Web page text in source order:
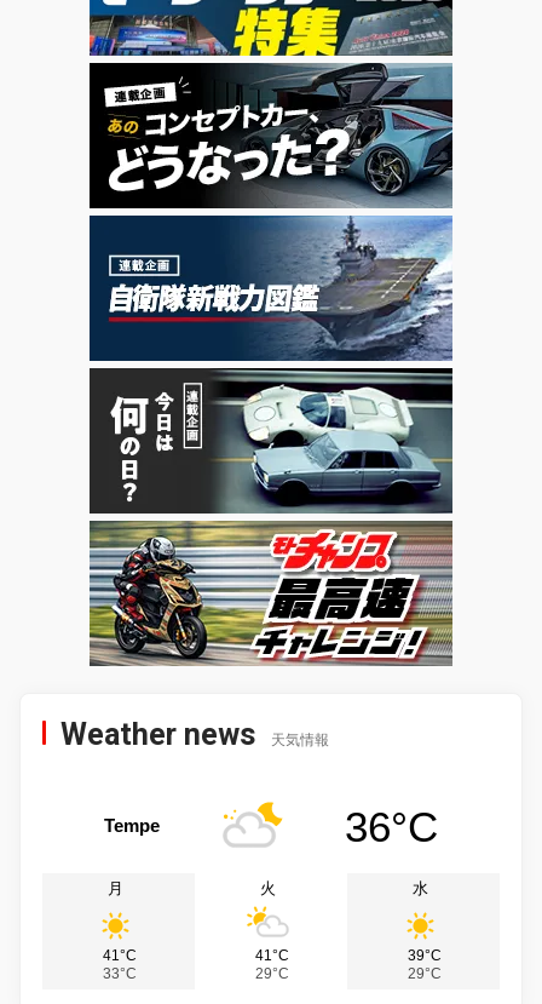
Weather news 天気情報
Tempe 36°C
月
41°C
33°C
火
41°C
29°C
水
39°C
29°C